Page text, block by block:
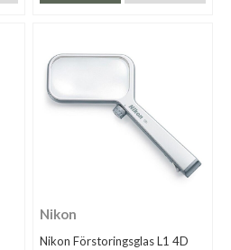
Nikon
Nikon Förstoringsglas L1 4D